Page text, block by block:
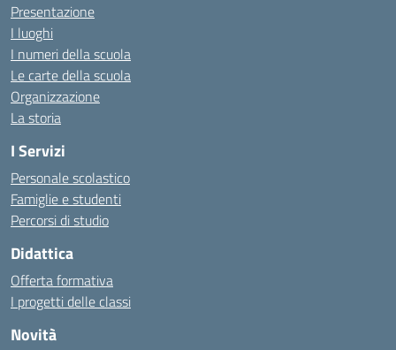
Presentazione
I luoghi
I numeri della scuola
Le carte della scuola
Organizzazione
La storia
I Servizi
Personale scolastico
Famiglie e studenti
Percorsi di studio
Didattica
Offerta formativa
I progetti delle classi
Novità